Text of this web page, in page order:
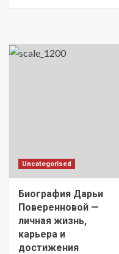
Uncategorised
Биография Дарьи
Поверенновой —
личная жизнь,
карьера и
достижения